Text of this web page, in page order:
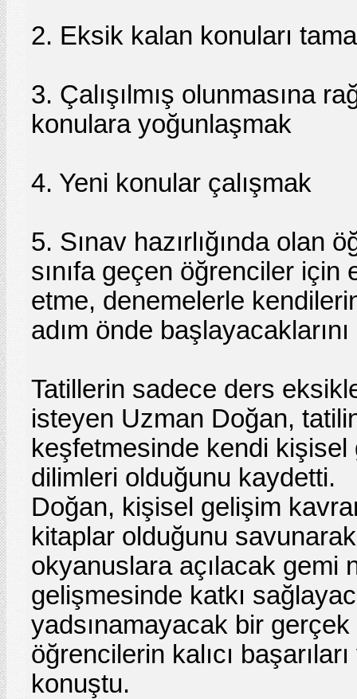
2. Eksik kalan konuları
3. Çalışılmış olunmasına
konulara yoğunlaşmak
4. Yeni konular çalışmak
5. Sınav hazırlığında olan
sınıfa geçen öğrenciler için
etme, denemelerle
adım önde
Tatillerin sadece ders
isteyen Uzman Doğan,
keşfetmesinde kendi kişisel
dilimleri olduğunu kaydetti.
Doğan, kişisel gelişim
kitaplar olduğunu
okyanuslara açılacak gemi
gelişmesinde katkı
yadsınamayacak bir
öğrencilerin kalıcı
konuştu.